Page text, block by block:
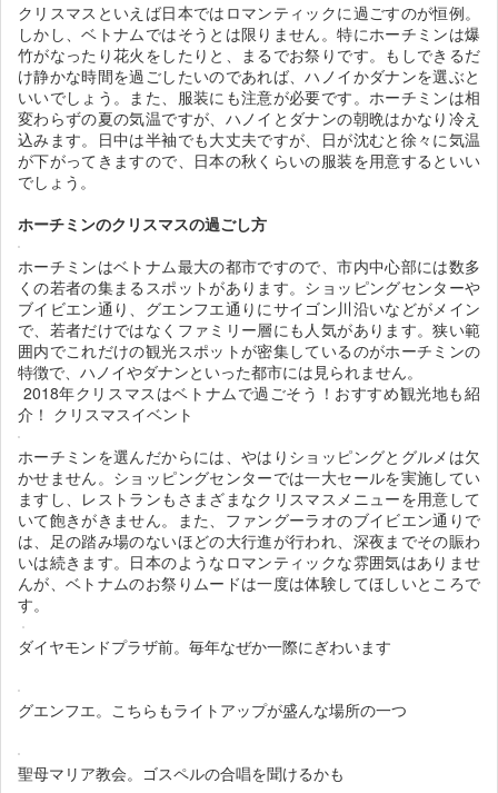
クリスマスといえば日本ではロマンティックに過ごすのが恒例。
しかし、ベトナムではそうとは限りません。特にホーチミンは爆
竹がなったり花火をしたりと、まるでお祭りです。もしできるだ
け静かな時間を過ごしたいのであれば、ハノイかダナンを選ぶと
いいでしょう。また、服装にも注意が必要です。ホーチミンは相
変わらずの夏の気温ですが、ハノイとダナンの朝晩はかなり冷え
込みます。日中は半袖でも大丈夫ですが、日が沈むと徐々に気温
が下がってきますので、日本の秋くらいの服装を用意するといい
でしょう。
ホーチミンのクリスマスの過ごし方
ホーチミンはベトナム最大の都市ですので、市内中心部には数多
くの若者の集まるスポットがあります。ショッピングセンターや
ブイビエン通り、グエンフエ通りにサイゴン川沿いなどがメイン
で、若者だけではなくファミリー層にも人気があります。狭い範
囲内でこれだけの観光スポットが密集しているのがホーチミンの
特徴で、ハノイやダナンといった都市には見られません。
2018年クリスマスはベトナムで過ごそう！おすすめ観光地も紹
介！ クリスマスイベント
ホーチミンを選んだからには、やはりショッピングとグルメは欠
かせません。ショッピングセンターでは一大セールを実施してい
ますし、レストランもさまざまなクリスマスメニューを用意して
いて飽きがきません。また、ファングーラオのブイビエン通りで
は、足の踏み場のないほどの大行進が行われ、深夜までその賑わ
いは続きます。日本のようなロマンティックな雰囲気はありませ
んが、ベトナムのお祭りムードは一度は体験してほしいところで
す。
ダイヤモンドプラザ前。毎年なぜか一際にぎわいます
グエンフエ。こちらもライトアップが盛んな場所の一つ
聖母マリア教会。ゴスペルの合唱を聞けるかも